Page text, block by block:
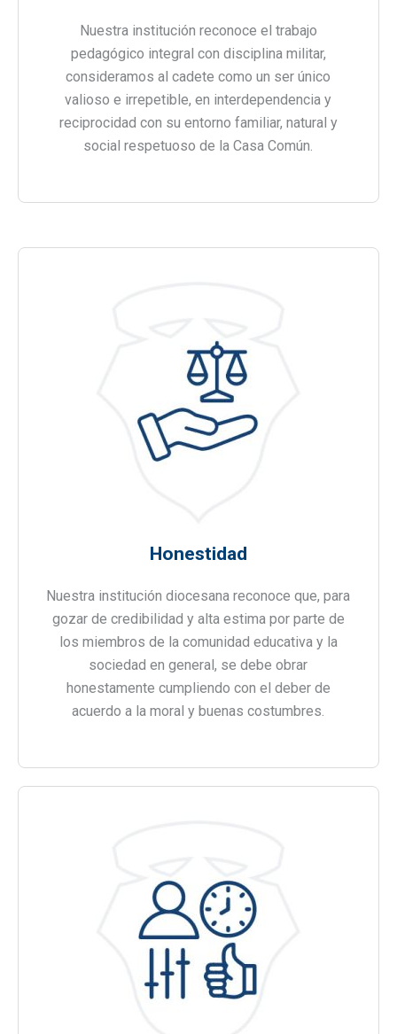
Nuestra institución reconoce el trabajo
pedagógico integral con disciplina militar,
consideramos al cadete como un ser único
valioso e irrepetible, en interdependencia y
reciprocidad con su entorno familiar, natural y
social respetuoso de la Casa Común.
Honestidad
Nuestra institución diocesana reconoce que, para
gozar de credibilidad y alta estima por parte de
los miembros de la comunidad educativa y la
sociedad en general, se debe obrar
honestamente cumpliendo con el deber de
acuerdo a la moral y buenas costumbres.